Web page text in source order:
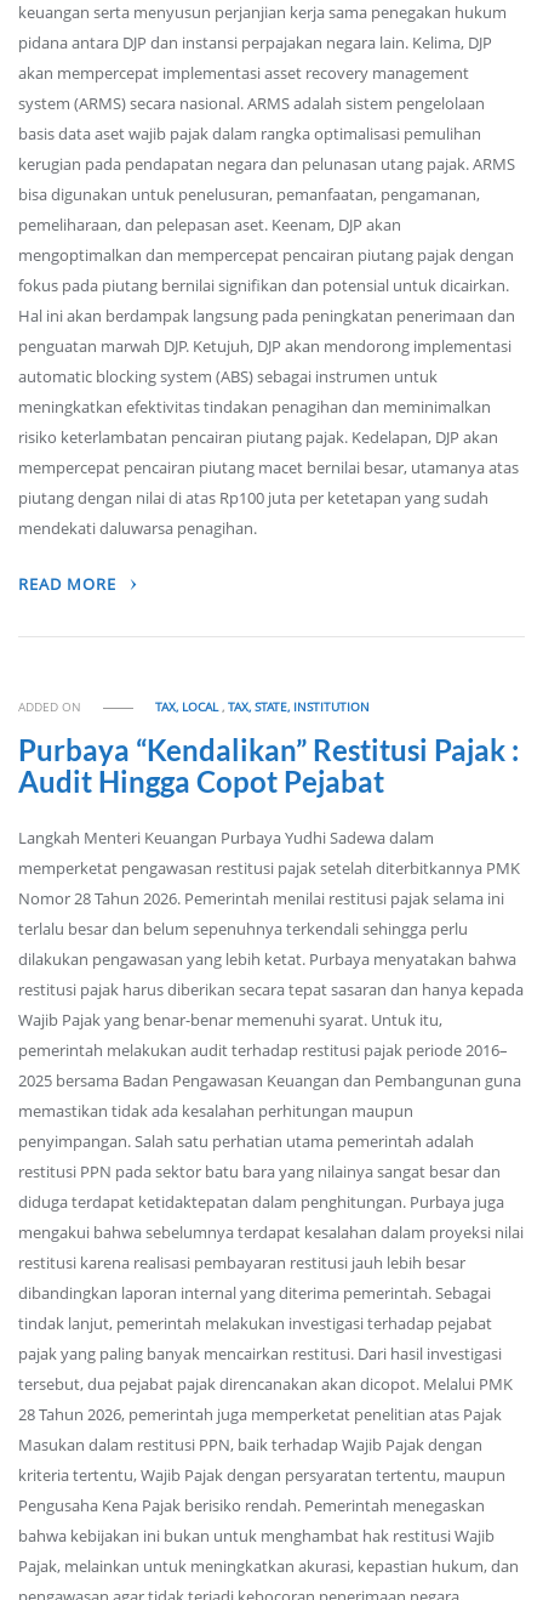
keuangan serta menyusun perjanjian kerja sama penegakan hukum
pidana antara DJP dan instansi perpajakan negara lain. Kelima, DJP
akan mempercepat implementasi asset recovery management
system (ARMS) secara nasional. ARMS adalah sistem pengelolaan
basis data aset wajib pajak dalam rangka optimalisasi pemulihan
kerugian pada pendapatan negara dan pelunasan utang pajak. ARMS
bisa digunakan untuk penelusuran, pemanfaatan, pengamanan,
pemeliharaan, dan pelepasan aset. Keenam, DJP akan
mengoptimalkan dan mempercepat pencairan piutang pajak dengan
fokus pada piutang bernilai signifikan dan potensial untuk dicairkan.
Hal ini akan berdampak langsung pada peningkatan penerimaan dan
penguatan marwah DJP. Ketujuh, DJP akan mendorong implementasi
automatic blocking system (ABS) sebagai instrumen untuk
meningkatkan efektivitas tindakan penagihan dan meminimalkan
risiko keterlambatan pencairan piutang pajak. Kedelapan, DJP akan
mempercepat pencairan piutang macet bernilai besar, utamanya atas
piutang dengan nilai di atas Rp100 juta per ketetapan yang sudah
mendekati daluwarsa penagihan.
READ MORE
ADDED ON TAX, LOCAL,TAX, STATE, INSTITUTION
Purbaya “Kendalikan” Restitusi Pajak :
Audit Hingga Copot Pejabat
Langkah Menteri Keuangan Purbaya Yudhi Sadewa dalam
memperketat pengawasan restitusi pajak setelah diterbitkannya PMK
Nomor 28 Tahun 2026. Pemerintah menilai restitusi pajak selama ini
terlalu besar dan belum sepenuhnya terkendali sehingga perlu
dilakukan pengawasan yang lebih ketat. Purbaya menyatakan bahwa
restitusi pajak harus diberikan secara tepat sasaran dan hanya kepada
Wajib Pajak yang benar-benar memenuhi syarat. Untuk itu,
pemerintah melakukan audit terhadap restitusi pajak periode 2016–
2025 bersama Badan Pengawasan Keuangan dan Pembangunan guna
memastikan tidak ada kesalahan perhitungan maupun
penyimpangan. Salah satu perhatian utama pemerintah adalah
restitusi PPN pada sektor batu bara yang nilainya sangat besar dan
diduga terdapat ketidaktepatan dalam penghitungan. Purbaya juga
mengakui bahwa sebelumnya terdapat kesalahan dalam proyeksi nilai
restitusi karena realisasi pembayaran restitusi jauh lebih besar
dibandingkan laporan internal yang diterima pemerintah. Sebagai
tindak lanjut, pemerintah melakukan investigasi terhadap pejabat
pajak yang paling banyak mencairkan restitusi. Dari hasil investigasi
tersebut, dua pejabat pajak direncanakan akan dicopot. Melalui PMK
28 Tahun 2026, pemerintah juga memperketat penelitian atas Pajak
Masukan dalam restitusi PPN, baik terhadap Wajib Pajak dengan
kriteria tertentu, Wajib Pajak dengan persyaratan tertentu, maupun
Pengusaha Kena Pajak berisiko rendah. Pemerintah menegaskan
bahwa kebijakan ini bukan untuk menghambat hak restitusi Wajib
Pajak, melainkan untuk meningkatkan akurasi, kepastian hukum, dan